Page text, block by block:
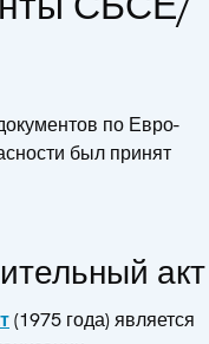
по Евро-
был принят
акт
(1975 года) является